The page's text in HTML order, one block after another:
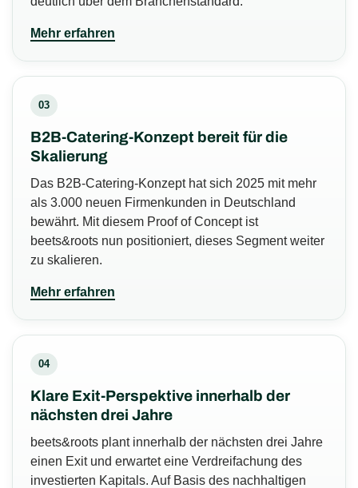
Mehr erfahren
03
B2B-Catering-Konzept bereit für die
Skalierung
Das B2B-Catering-Konzept hat sich 2025 mit mehr
als 3.000 neuen Firmenkunden in Deutschland
bewährt. Mit diesem Proof of Concept ist
beets&roots nun positioniert, dieses Segment weiter
zu skalieren.
Mehr erfahren
04
Klare Exit-Perspektive innerhalb der
nächsten drei Jahre
beets&roots plant innerhalb der nächsten drei Jahre
einen Exit und erwartet eine Verdreifachung des
investierten Kapitals. Auf Basis des nachhaltigen